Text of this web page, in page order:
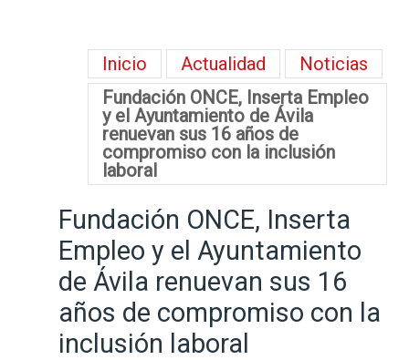
Inicio Actualidad
Noticias
Fundación ONCE, Inserta Empleo
y el Ayuntamiento de Ávila
renuevan sus 16 años de
compromiso con la inclusión
laboral
Fundación ONCE, Inserta
Empleo y el Ayuntamiento
de Ávila renuevan sus 16
años de compromiso con la
inclusión laboral